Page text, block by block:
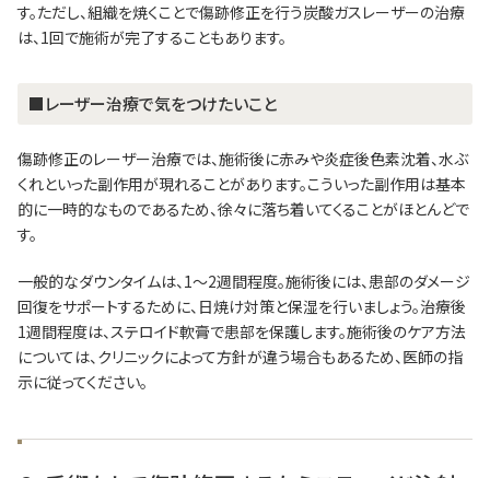
す。ただし、組織を焼くことで傷跡修正を行う炭酸ガスレーザーの治療
は、1回で施術が完了することもあります。
■レーザー治療で気をつけたいこと
傷跡修正のレーザー治療では、施術後に赤みや炎症後色素沈着、水ぶ
くれといった副作用が現れることがあります。こういった副作用は基本
的に一時的なものであるため、徐々に落ち着いてくることがほとんどで
す。
一般的なダウンタイムは、1～2週間程度。施術後には、患部のダメージ
回復をサポートするために、日焼け対策と保湿を行いましょう。治療後
1週間程度は、ステロイド軟膏で患部を保護します。施術後のケア方法
については、クリニックによって方針が違う場合もあるため、医師の指
示に従ってください。